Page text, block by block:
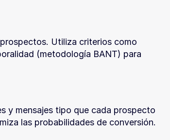
Utiliza criterios como
(metodología BANT) para
y mensajes tipo que cada prospecto
las probabilidades de conversión.